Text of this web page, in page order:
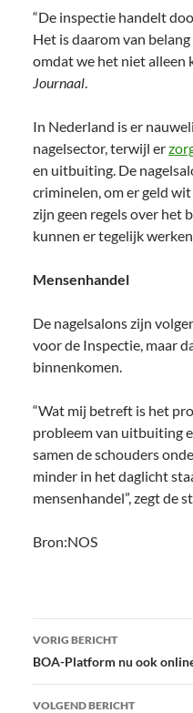
“De inspectie handelt
Het is daarom van
omdat we het niet alleen
Journaal.
In Nederland is er
nagelsector, terwijl er
en uitbuiting. De
criminelen, om er geld
zijn geen regels over het
kunnen er tegelijk
Mensenhandel
De nagelsalons zijn
voor de Inspectie, maar
binnenkomen.
“Wat mij betreft is het
probleem van uitbuiting
samen de schouders
minder in het daglicht
mensenhandel”, zegt de
Bron:NOS
Bericht
navigatie
VORIG BERICHT
BOA-Platform nu ook
VOLGEND BERICHT